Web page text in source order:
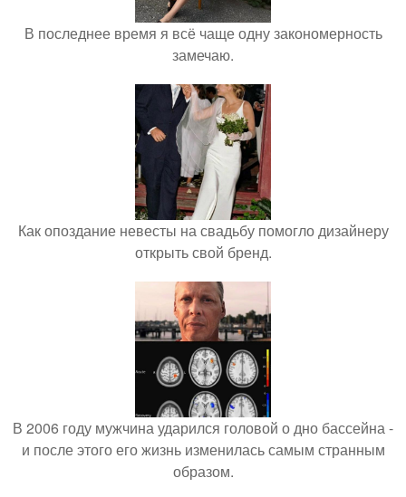
В последнее время я всё чаще одну закономерность
замечаю.
Как опоздание невесты на свадьбу помогло дизайнеру
открыть свой бренд.
В 2006 году мужчина ударился головой о дно бассейна -
и после этого его жизнь изменилась самым странным
образом.